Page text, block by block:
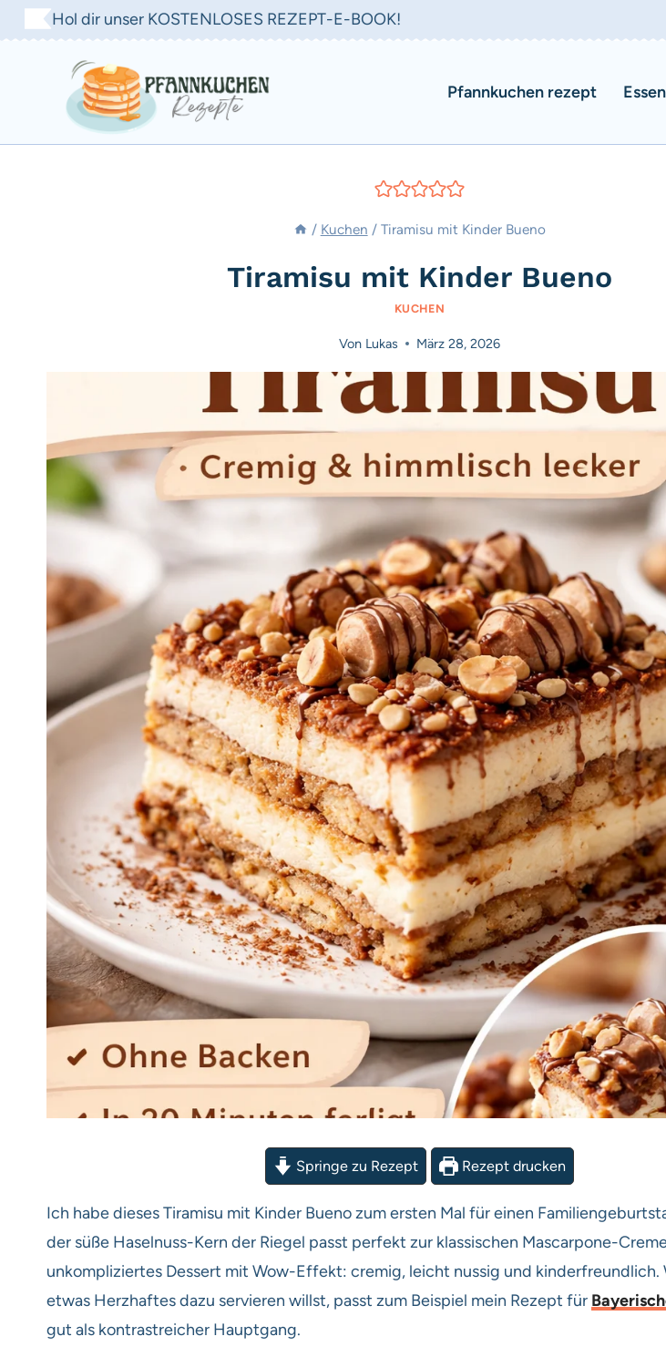
Zum
Inhalt
Hol dir unser KOSTENLOSES REZEPT-E-BOOK!
Pfannkuchen rezept
/ Kuchen / Tiramisu mit Kinder Bueno
Tiramisu mit Kinder Bueno
KUCHEN
Von Lukas März 28, 2026
Springe zu Rezept Rezept drucken
Ich habe dieses Tiramisu mit Kinder Bueno zum ersten Mal für einen
der süße Haselnuss-Kern der Riegel passt perfekt zur klassischen Mascarpone-
unkompliziertes Dessert mit Wow-Effekt: cremig, leicht nussig und kinderfreundlich.
etwas Herzhaftes dazu servieren willst, passt zum Beispiel mein Rezept für
gut als kontrastreicher Hauptgang.